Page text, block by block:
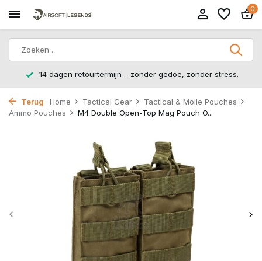
0
14 dagen retourtermijn – zonder gedoe, zonder stress.
Terug Home Tactical Gear
Tactical & Molle Pouches
Ammo Pouches
M4 Double Open-Top Mag Pouch O...